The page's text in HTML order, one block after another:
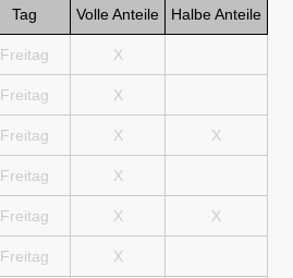
Tag Volle Anteile Halbe Anteile
Freitag X
Freitag X
Freitag X X
Freitag X
Freitag X X
Freitag X